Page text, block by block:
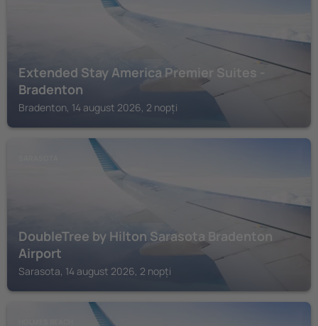
Extended Stay America Premier Suites -
Bradenton
Bradenton, 14 august 2026, 2 nopți
DoubleTree by Hilton Sarasota Bradenton
Airport
Sarasota, 14 august 2026, 2 nopți